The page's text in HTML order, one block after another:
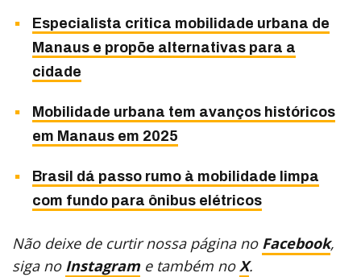
Especialista critica mobilidade urbana de
Manaus e propõe alternativas para a
cidade
Mobilidade urbana tem avanços históricos
em Manaus em 2025
Brasil dá passo rumo à mobilidade limpa
com fundo para ônibus elétricos
Não deixe de curtir nossa página no Facebook,
siga no Instagram e também noX.